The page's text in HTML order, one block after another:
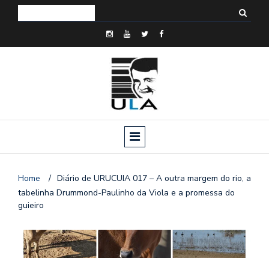
Home / Diário de URUCUIA 017 – A outra margem do rio, a
tabelinha Drummond-Paulinho da Viola e a promessa do
guieiro